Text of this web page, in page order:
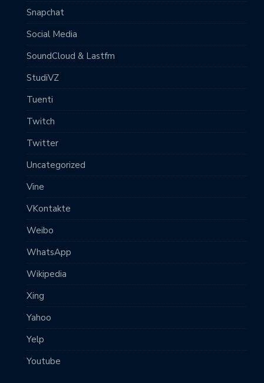
Snapchat
Social Media
SoundCloud & Lastfm
StudiVZ
Tuenti
Twitch
Twitter
Uncategorized
Vine
VKontakte
Weibo
WhatsApp
Wikipedia
Xing
Yahoo
Yelp
Youtube